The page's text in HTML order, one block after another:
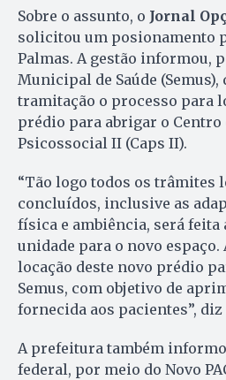
Sobre o assunto, o Jornal
solicitou um posionamento
Palmas. A gestão informou,
Municipal de Saúde (Semus),
tramitação o processo para
prédio para abrigar o Centro
Psicossocial II (Caps II).
“Tão logo todos os trâmites
concluídos, inclusive as
física e ambiência, será feita
unidade para o novo
locação deste novo prédio
Semus, com objetivo de
fornecida aos pacientes”, diz
A prefeitura também
federal, por meio do Novo